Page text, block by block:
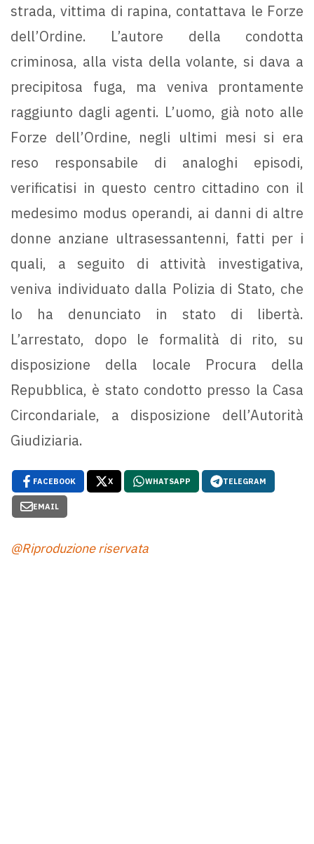
strada, vittima di rapina, contattava le Forze
dell’Ordine. L’autore della condotta
criminosa, alla vista della volante, si dava a
precipitosa fuga, ma veniva prontamente
raggiunto dagli agenti. L’uomo, già noto alle
Forze dell’Ordine, negli ultimi mesi si era
reso responsabile di analoghi episodi,
verificatisi in questo centro cittadino con il
medesimo modus operandi, ai danni di altre
donne anziane ultrasessantenni, fatti per i
quali, a seguito di attività investigativa,
veniva individuato dalla Polizia di Stato, che
lo ha denunciato in stato di libertà.
L’arrestato, dopo le formalità di rito, su
disposizione della locale Procura della
Repubblica, è stato condotto presso la Casa
Circondariale, a disposizione dell’Autorità
Giudiziaria.
FACEBOOK X WHATSAPP TELEGRAM
EMAIL
@Riproduzione riservata